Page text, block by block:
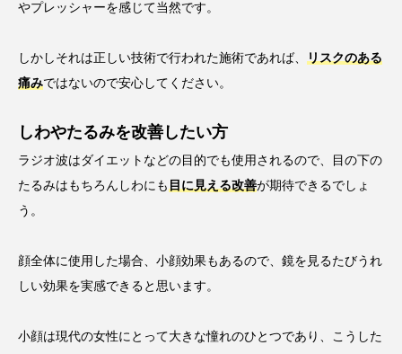
やプレッシャーを感じて当然です。
しかしそれは正しい技術で行われた施術であれば、 リスクのある
痛みではないので安心してください。
しわやたるみを改善したい方
ラジオ波はダイエットなどの目的でも使用されるので、目の下の
たるみはもちろんしわにも目に見える改善が期待できるでしょ
う。
顔全体に使用した場合、小顔効果もあるので、鏡を見るたびうれ
しい効果を実感できると思います。
小顔は現代の女性にとって大きな憧れのひとつであり、こうした